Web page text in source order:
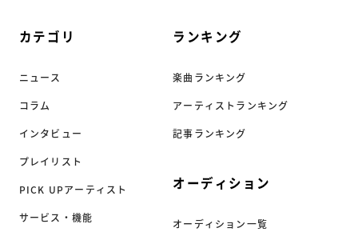
カテゴリ
ニュース
コラム
インタビュー
プレイリスト
PICK UPアーティスト
サービス・機能
ランキング
楽曲ランキング
アーティストランキング
記事ランキング
オーディション
オーディション一覧